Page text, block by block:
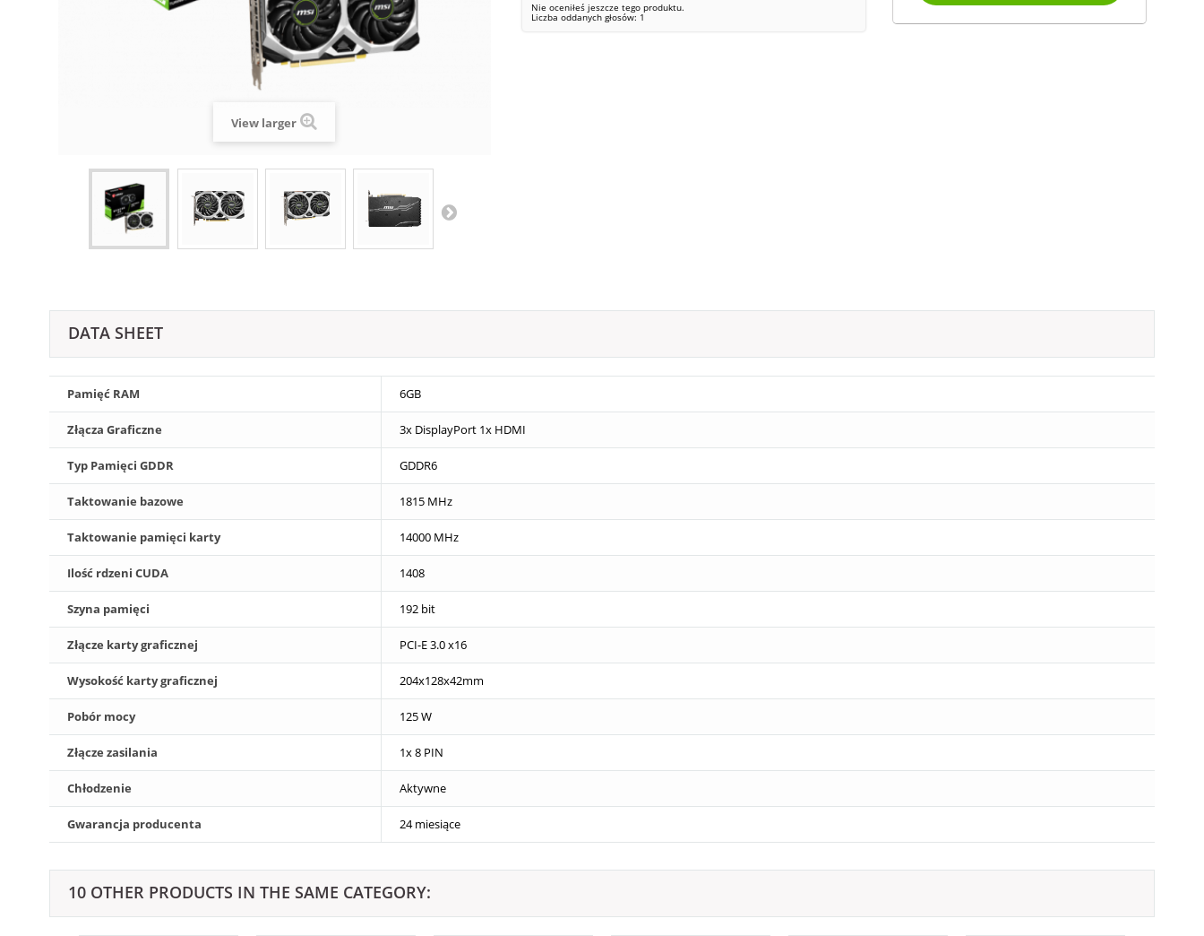
View larger
Nie oceniłeś jeszcze tego produktu.
Liczba oddanych głosów: 1
DATA SHEET
Pamięć RAM 6GB
Złącza Graficzne 3x DisplayPort 1x HDMI
Typ Pamięci GDDR GDDR6
Taktowanie bazowe 1815 MHz
Taktowanie pamięci karty 14000 MHz
Ilość rdzeni CUDA 1408
Szyna pamięci 192 bit
Złącze karty graficznej PCI-E 3.0 x16
Wysokość karty graficznej 204x128x42mm
Pobór mocy 125 W
Złącze zasilania 1x 8 PIN
Chłodzenie Aktywne
Gwarancja producenta 24 miesiące
10 OTHER PRODUCTS IN THE SAME CATEGORY: